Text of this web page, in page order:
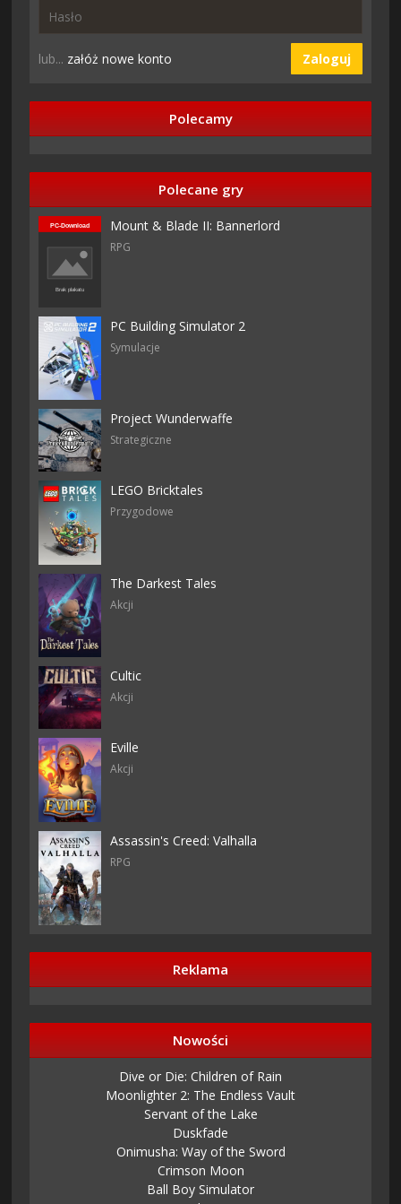
lub... załóż nowe konto Zaloguj
Polecamy
Polecane gry
Mount & Blade II: Bannerlord
RPG
PC Building Simulator 2
Symulacje
Project Wunderwaffe
Strategiczne
LEGO Bricktales
Przygodowe
The Darkest Tales
Akcji
Cultic
Akcji
Eville
Akcji
Assassin's Creed: Valhalla
RPG
Reklama
Nowości
Dive or Die: Children of Rain
Moonlighter 2: The Endless Vault
Servant of the Lake
Duskfade
Onimusha: Way of the Sword
Crimson Moon
Ball Boy Simulator